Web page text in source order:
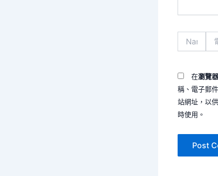
地
址
*
在瀏覽器
稱、電子郵
站網址，以
時使用。